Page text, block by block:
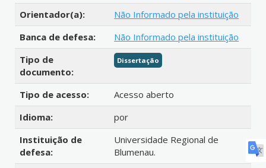
Orientador(a):
Não Informado pela instituição
Banca de defesa:
Não Informado pela instituição
Tipo de
documento:
Dissertação
Tipo de acesso:
Acesso aberto
Idioma:
por
Instituição de
defesa:
Universidade Regional de
Blumenau.